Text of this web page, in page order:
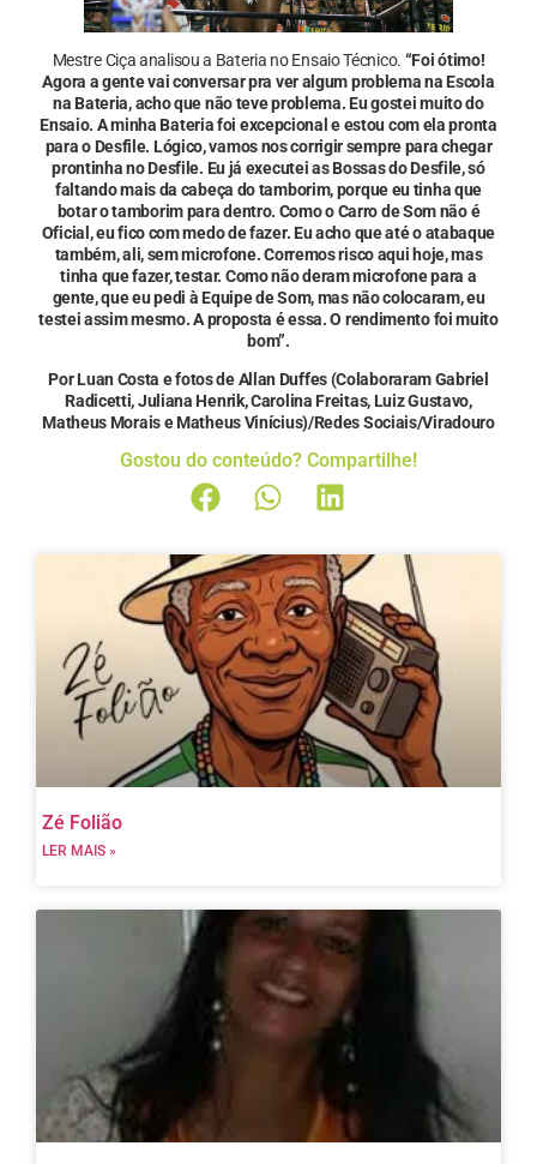
Mestre Ciça analisou a Bateria no Ensaio Técnico. “Foi ótimo!
Agora a gente vai conversar pra ver algum problema na Escola
na Bateria, acho que não teve problema. Eu gostei muito do
Ensaio. A minha Bateria foi excepcional e estou com ela pronta
para o Desfile. Lógico, vamos nos corrigir sempre para chegar
prontinha no Desfile. Eu já executei as Bossas do Desfile, só
faltando mais da cabeça do tamborim, porque eu tinha que
botar o tamborim para dentro. Como o Carro de Som não é
Oficial, eu fico com medo de fazer. Eu acho que até o atabaque
também, ali, sem microfone. Corremos risco aqui hoje, mas
tinha que fazer, testar. Como não deram microfone para a
gente, que eu pedi à Equipe de Som, mas não colocaram, eu
testei assim mesmo. A proposta é essa. O rendimento foi muito
bom”.
Por Luan Costa e fotos de Allan Duffes (Colaboraram Gabriel
Radicetti, Juliana Henrik, Carolina Freitas, Luiz Gustavo,
Matheus Morais e Matheus Vinícius)/Redes Sociais/Viradouro
Gostou do conteúdo? Compartilhe!
Zé Folião
LER MAIS »